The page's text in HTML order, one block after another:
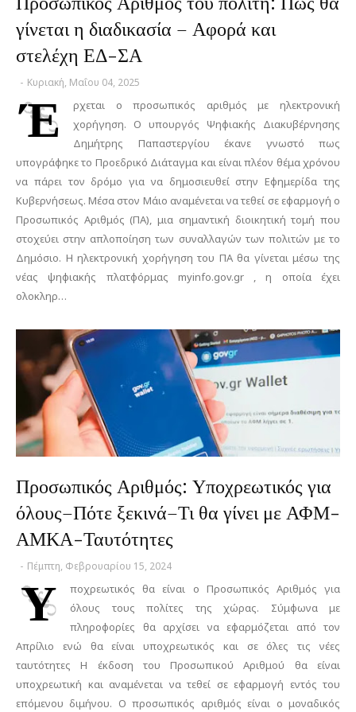
γίνεται η διαδικασία – Αφορά και
στελέχη ΕΔ-ΣΑ
- Κυριακή, Μαΐου 04, 2025
Έ
ρχεται ο προσωπικός αριθμός με ηλεκτρονική
χορήγηση. Ο υπουργός Ψηφιακής Διακυβέρνησης
Δημήτρης Παπαστεργίου έκανε γνωστό πως
υπογράφηκε το Προεδρικό Διάταγμα και είναι πλέον θέμα χρόνου
να πάρει τον δρόμο για να δημοσιευθεί στην Εφημερίδα της
Κυβερνήσεως. Μέσα στον Μάιο αναμένεται να τεθεί σε εφαρμογή ο
Προσωπικός Αριθμός (ΠΑ), μια σημαντική διοικητική τομή που
στοχεύει στην απλοποίηση των συναλλαγών των πολιτών με το
Δημόσιο. Η ηλεκτρονική χορήγηση του ΠΑ θα γίνεται μέσω της
νέας ψηφιακής πλατφόρμας myinfo.gov.gr , η οποία έχει
ολοκληρ…
Προσωπικός Αριθμός: Υποχρεωτικός για
όλους–Πότε ξεκινά–Τι θα γίνει με ΑΦΜ-
ΑΜΚΑ-Ταυτότητες
- Πέμπτη, Φεβρουαρίου 15, 2024
Υ
ποχρεωτικός θα είναι ο Προσωπικός Αριθμός για
όλους τους πολίτες της χώρας. Σύμφωνα με
πληροφορίες θα αρχίσει να εφαρμόζεται από τον
Απρίλιο ενώ θα είναι υποχρεωτικός και σε όλες τις νέες
ταυτότητες Η έκδοση του Προσωπικού Αριθμού θα είναι
υποχρεωτική και αναμένεται να τεθεί σε εφαρμογή εντός του
επόμενου διμήνου. Ο προσωπικός αριθμός είναι ο μοναδικός